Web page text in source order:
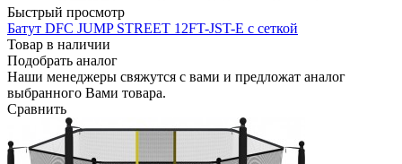
Быстрый просмотр
Батут DFC JUMP STREET 12FT-JST-E с сеткой
Товар в наличии
Подобрать аналог
Наши менеджеры свяжутся с вами и предложат аналог
выбранного Вами товара.
Сравнить